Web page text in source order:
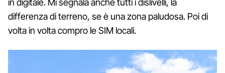
in digitale. Mi segnala anche tutti i dislivelli, la
differenza di terreno, se è una zona paludosa. Poi di
volta in volta compro le SIM locali.